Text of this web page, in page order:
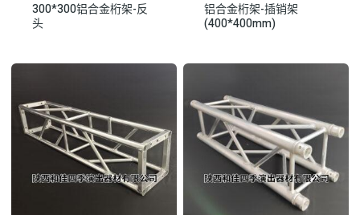
300*300铝合金桁架-反
头
铝合金桁架-插销架
(400*400mm)